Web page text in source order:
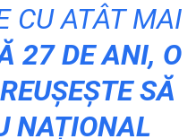
CU ATÂT MAI
27 DE ANI, O
SĂ
NAȚIONAL